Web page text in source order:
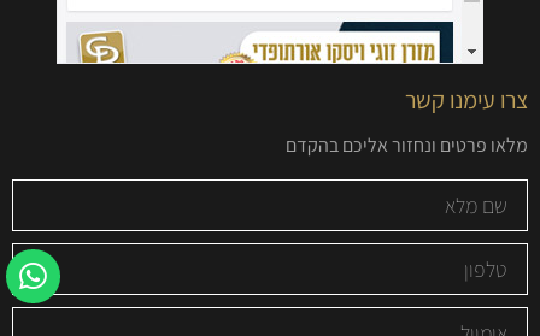
צרו עימנו קשר
מלאו פרטים ונחזור אליכם בהקדם